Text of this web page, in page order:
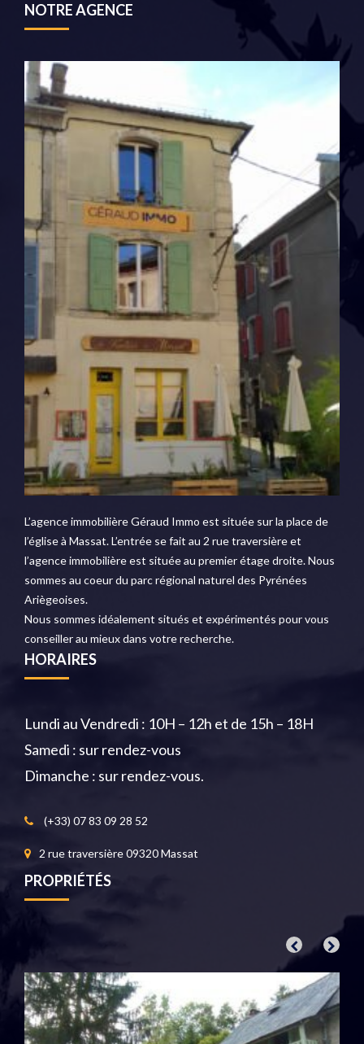
NOTRE AGENCE
L’agence immobilière Géraud Immo est située sur la place de
l’église à Massat. L’entrée se fait au 2 rue traversière et
l’agence immobilière est située au premier étage droite. Nous
sommes au coeur du parc régional naturel des Pyrénées
Ariègeoises.
Nous sommes idéalement situés et expérimentés pour vous
conseiller au mieux dans votre recherche.
HORAIRES
Lundi au Vendredi : 10H – 12h et de 15h – 18H
Samedi : sur rendez-vous
Dimanche : sur rendez-vous.
(+33) 07 83 09 28 52
2 rue traversière 09320 Massat
PROPRIÉTÉS